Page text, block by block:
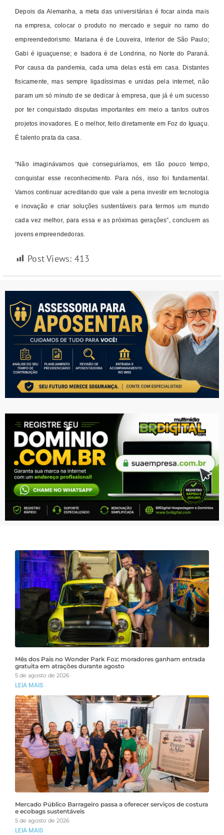
Depois da Alemanha, a meta das universitárias é focar ainda mais
na empresa, colocar o produto no mercado e seguir no ramo do
empreendedorismo. Mariana é de Louveira, interior de São Paulo;
Gabi é iguaçuense; e Isadora é de Londrina, no Norte do Paraná.
Por causa da pandemia, cada uma delas está em casa. Distantes
fisicamente, mas sempre ligadíssimas e unidas pela internet, não
param um só minuto de se dedicar à empresa, que já é um sucesso
por ter conquistado disputas importantes em meio a tantos outros
projetos inovadores. E o melhor, feito diretamente em Foz do Iguaçu.
É talento prata da casa.
“Não imaginávamos que conseguiríamos, em tão pouco tempo,
conquistar esse reconhecimento. Para nós, isso foi fundamental.
Vamos continuar acreditando que vale a pena investir em tecnologia
e inovação e criar soluções sustentáveis para termos um mundo
cada vez melhor, para essa e as próximas gerações”, concluem as
jovens empreendedoras.
Post Views: 413
Mês dos Pais no Wonder Park Foz: moradores ganham entrada
gratuita em atrações durante agosto
5 de agosto de 2026
LEIA MAIS
Mercado Público Barrageiro passa a oferecer serviços de costura
e ecobags sustentáveis
5 de agosto de 2026
LEIA MAIS